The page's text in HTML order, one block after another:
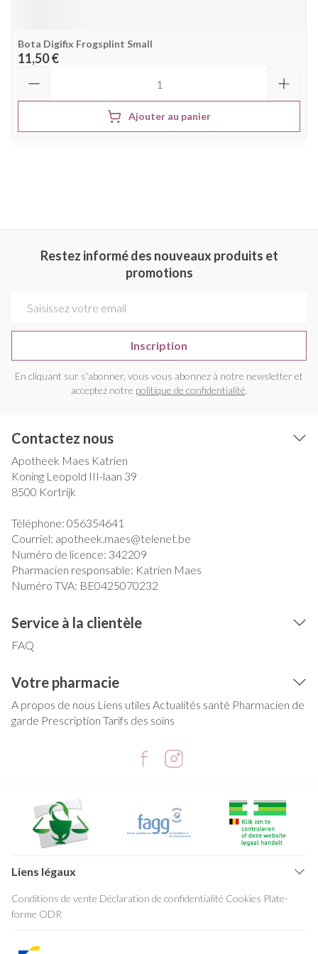
Bota Digifix Frogsplint Small
11,50 €
Ajouter au panier
Restez informé des nouveaux produits et
promotions
Inscription
En cliquant sur s'abonner, vous vous abonnez à notre newsletter et
acceptez notre politique de confidentialité.
Contactez nous
Apotheek Maes Katrien
Koning Leopold III-laan 39
8500 Kortrijk
Téléphone: 056354641
Courriel: apotheek.maes@telenet.be
Numéro de licence: 342209
Pharmacien responsable: Katrien Maes
Numéro TVA: BE0425070232
Service à la clientèle
FAQ
Votre pharmacie
A propos de nous Liens utiles Actualités santé Pharmacien de
garde Prescription Tarifs des soins
Liens légaux
Conditions de vente Déclaration de confidentialité Cookies Plate-
forme ODR